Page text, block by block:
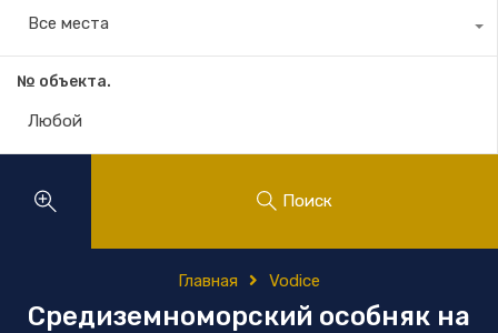
Все места
№ объекта.
Поиск
Главная Vodice
Средиземноморский особняк на